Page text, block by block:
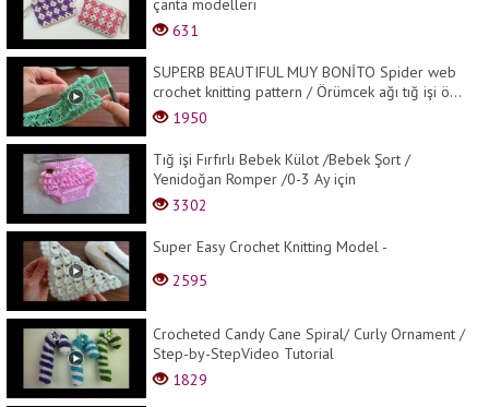
çanta modelleri
631
SUPERB BEAUTIFUL MUY BONİTO Spider web
crochet knitting pattern / Örümcek ağı tığ işi ö...
1950
Tığ işi Fırfırlı Bebek Külot /Bebek Şort /
Yenidoğan Romper /0-3 Ay için
3302
Super Easy Crochet Knitting Model -
2595
Crocheted Candy Cane Spiral/ Curly Ornament /
Step-by-StepVideo Tutorial
1829